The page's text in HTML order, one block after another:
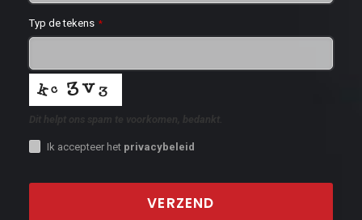
Typ de tekens *
Dit helpt ons spam te voorkomen, bedankt.
Ik accepteer het privacybeleid
VERZEND